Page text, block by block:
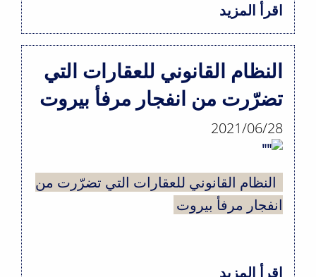
عن
المرفأ
اقرأ المزيد
أبرز
الادارية
المحتملة
مسؤوليتها
انفجار
المرفأ
النظام القانوني للعقارات التي
تضرّرت من انفجار مرفأ بيروت
2021/06/28
النظام القانوني للعقارات التي تضرّرت من
انفجار مرفأ بيروت
اقرأ المزيد